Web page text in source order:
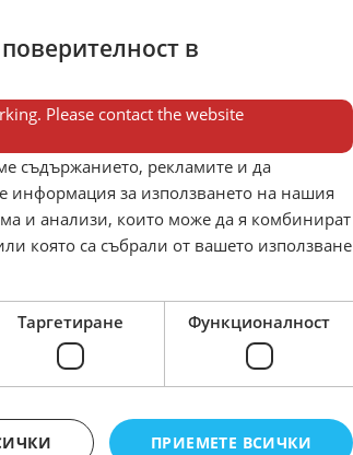
в
Please contact the website
съдържанието, рекламите и да
информация за използването на нашия
и анализи, които може да я комбинират
която са събрали от вашето използване
Таргетиране Функционалност
ПРИЕМЕТЕ ВСИЧКИ